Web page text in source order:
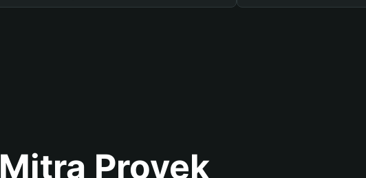
Mitra Proyek